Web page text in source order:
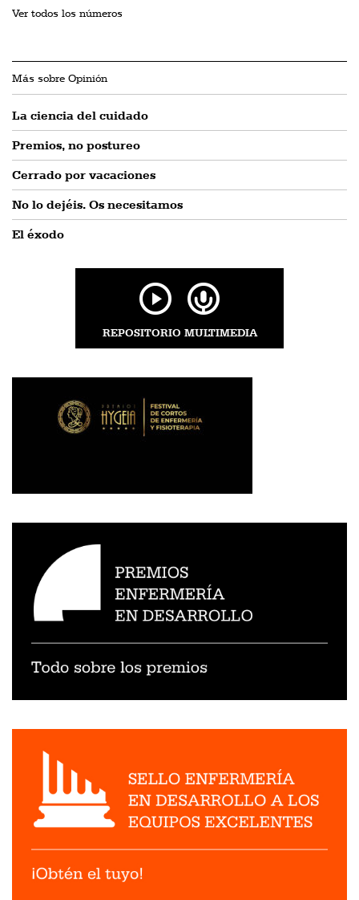
Ver todos los números
Más sobre Opinión
La ciencia del cuidado
Premios, no postureo
Cerrado por vacaciones
No lo dejéis. Os necesitamos
El éxodo
REPOSITORIO MULTIMEDIA